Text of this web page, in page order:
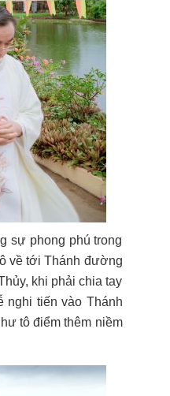
sự phong phú trong
về tới Thánh đường
khi phải chia tay
nghi tiến vào Thánh
tô điểm thêm niềm